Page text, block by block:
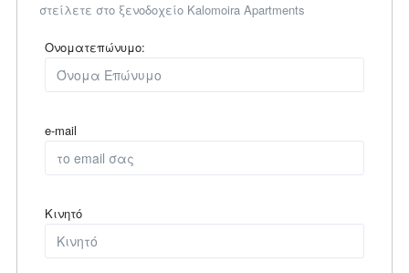
στείλετε στο ξενοδοχείο Kalomoira Apartments
Ονοματεπώνυμο:
e-mail
Κινητό